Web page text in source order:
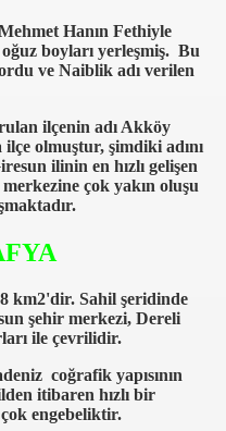
Hanın Fethiyle
boyları yerleşmiş. Bu
ve Naiblik adı verilen
ilçenin adı Akköy
olmuştur, şimdiki adını
ilinin en hızlı gelişen
çok yakın oluşu
km2'dir. Sahil şeridinde
şehir merkezi, Dereli
ile çevrilidir.
coğrafik yapısının
itibaren hızlı bir
engebeliktir.